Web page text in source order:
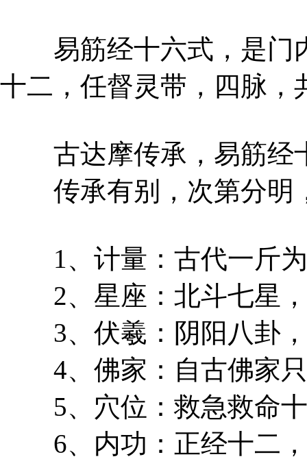
易筋经十六式，是门
十二，任督灵带，四脉，
古达摩传承，易筋经
传承有别，次第分明
1、计量：古代一斤为
2、星座：北斗七星，
3、伏羲：阴阳八卦，
4、佛家：自古佛家只
5、穴位：救急救命十
6、内功：正经十二，